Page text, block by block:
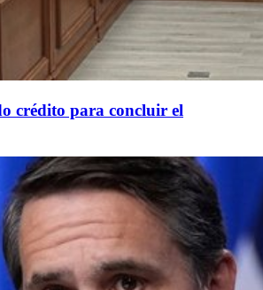
crédito para concluir el